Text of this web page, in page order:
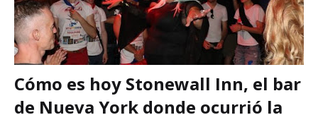
Cómo es hoy Stonewall Inn, el bar
de Nueva York donde ocurrió la